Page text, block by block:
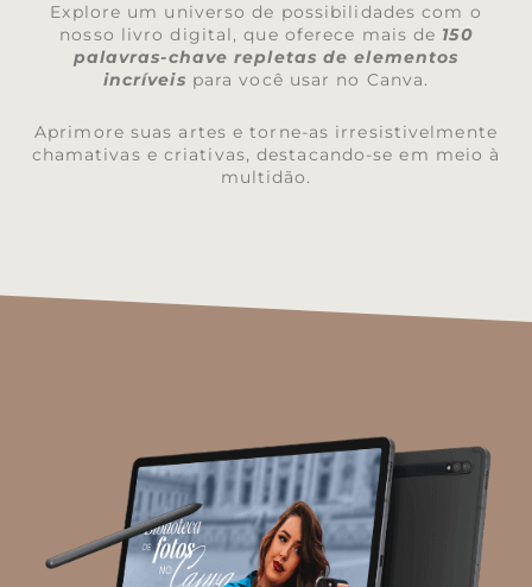
Explore um universo de possibilidades com o
nosso livro digital, que oferece mais de 150
palavras-chave repletas de elementos
incríveis para você usar no Canva.
Aprimore suas artes e torne-as irresistivelmente
chamativas e criativas, destacando-se em meio à
multidão.